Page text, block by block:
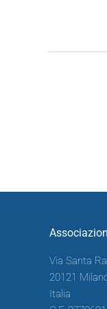
Via Santa
20121
Italia